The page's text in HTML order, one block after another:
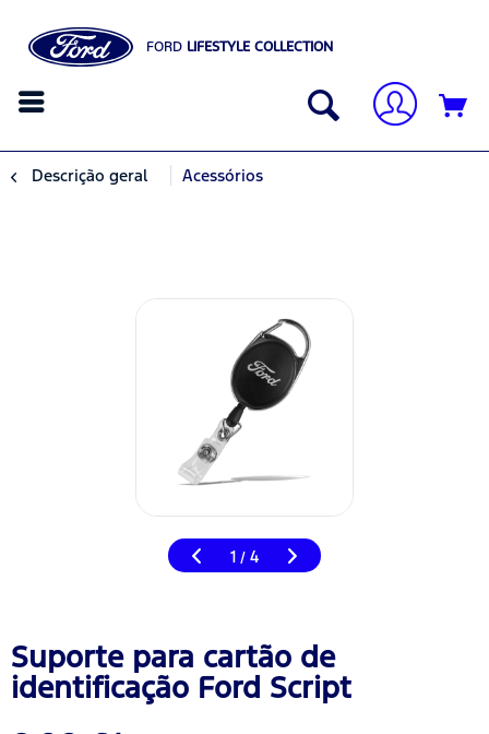
FORD LIFESTYLE COLLECTION
Descrição geral Acessórios
1 / 4
Suporte para cartão de
identificação Ford Script